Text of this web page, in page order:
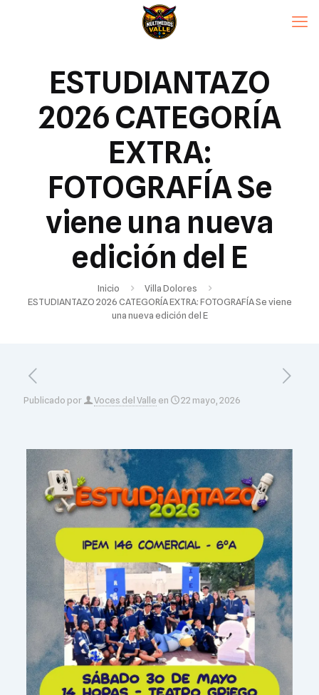
ESTUDIANTAZO
2026 CATEGORÍA
EXTRA:
FOTOGRAFÍA Se
viene una nueva
edición del E
Inicio
Villa Dolores
ESTUDIANTAZO 2026 CATEGORÍA EXTRA: FOTOGRAFÍA Se viene
una nueva edición del E
Publicado por Voces del Valle en 22 mayo, 2026